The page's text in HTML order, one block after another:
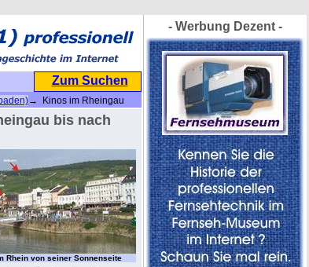
Zum Suchen
→ Kinos im Rheingau
bis nach
Rhein von seiner Sonnenseite
- Werbung Dezent -